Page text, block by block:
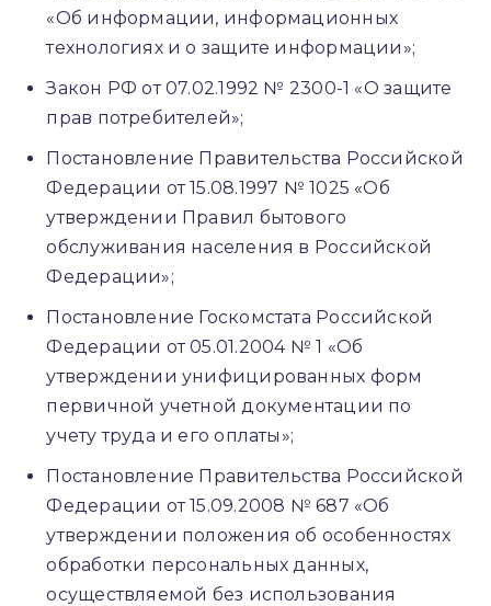
«Об информации, информационных
технологиях и о защите информации»;
Закон РФ от 07.02.1992 № 2300-1 «О защите
прав потребителей»;
Постановление Правительства Российской
Федерации от 15.08.1997 № 1025 «Об
утверждении Правил бытового
обслуживания населения в Российской
Федерации»;
Постановление Госкомстата Российской
Федерации от 05.01.2004 № 1 «Об
утверждении унифицированных форм
первичной учетной документации по
учету труда и его оплаты»;
Постановление Правительства Российской
Федерации от 15.09.2008 № 687 «Об
утверждении положения об особенностях
обработки персональных данных,
осуществляемой без использования